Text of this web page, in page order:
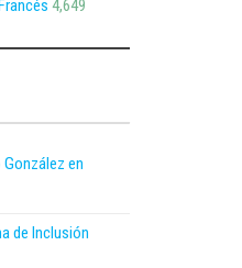
4,649
en
de Inclusión